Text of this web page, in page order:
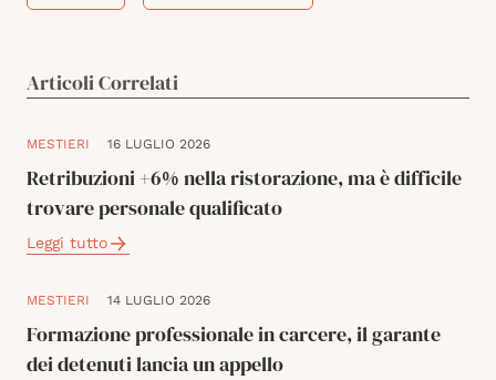
Articoli Correlati
MESTIERI 16 LUGLIO 2026
Retribuzioni +6% nella ristorazione, ma è difficile
trovare personale qualificato
Leggi tutto
MESTIERI 14 LUGLIO 2026
Formazione professionale in carcere, il garante
dei detenuti lancia un appello